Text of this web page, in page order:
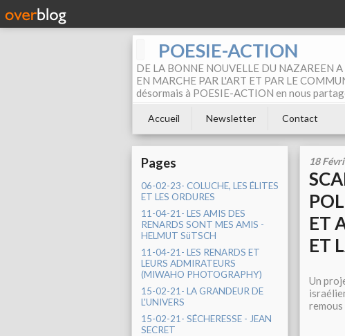
POESIE-ACTION
DE LA BONNE NOUVELLE DU NAZAREEN
EN MARCHE PAR L'ART ET PAR LE
désormais à POESIE-ACTION en nous
Accueil Newsletter Contact
Pages
06-02-23- COLUCHE, LES ÉLITES
ET LES ORDURES
11-04-21- LES AMIS DES
RENARDS SONT MES AMIS -
HELMUT SüTSCH
11-04-21- LES RENARDS ET
LEURS ADMIRATEURS
(MIWAHO PHOTOGRAPHY)
15-02-21- LA GRANDEUR DE
L'UNIVERS
15-02-21- SÉCHERESSE - JEAN
SECRET
18
ET
ET
Un